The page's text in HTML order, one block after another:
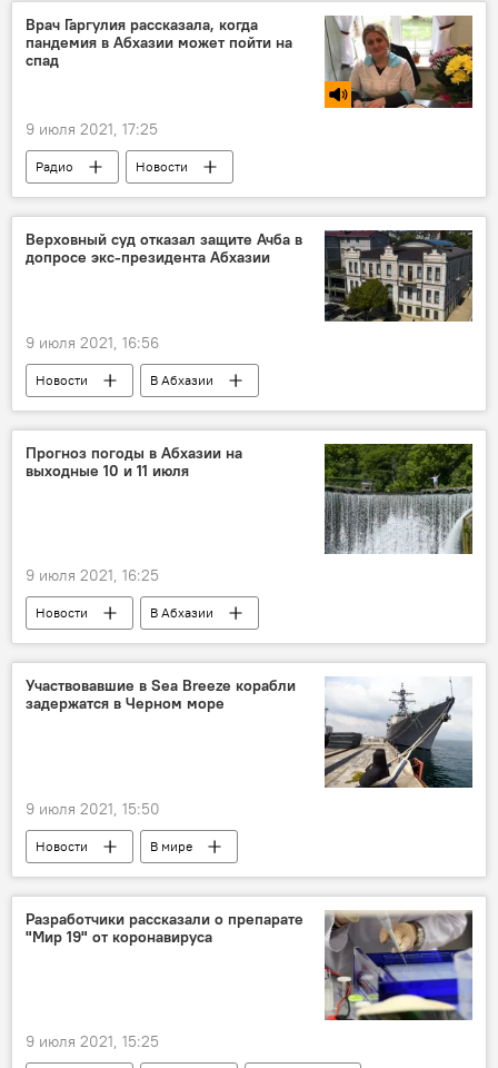
Врач Гаргулия рассказала, когда
пандемия в Абхазии может пойти на
спад
9 июля 2021, 17:25
Радио
Новости
Коронавирус в Абхазии: экономика и социальная сфера
Ситуация с коронавирусом в Абхазии
Верховный суд отказал защите Ачба в
допросе экс-президента Абхазии
9 июля 2021, 16:56
Новости В Абхазии
Прогноз погоды в Абхазии на
выходные 10 и 11 июля
9 июля 2021, 16:25
Новости В Абхазии
Участвовавшие в Sea Breeze корабли
задержатся в Черном море
9 июля 2021, 15:50
Новости В мире
Разработчики рассказали о препарате
"Мир 19" от коронавируса
9 июля 2021, 15:25